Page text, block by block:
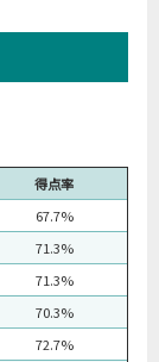
得点率
67.7%
71.3%
71.3%
70.3%
72.7%